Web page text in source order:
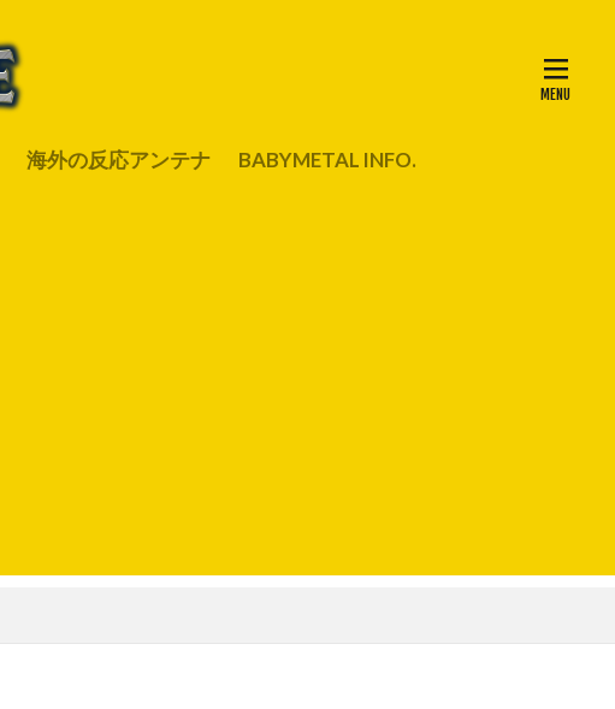
海外の反応アンテナ BABYMETAL INFO.